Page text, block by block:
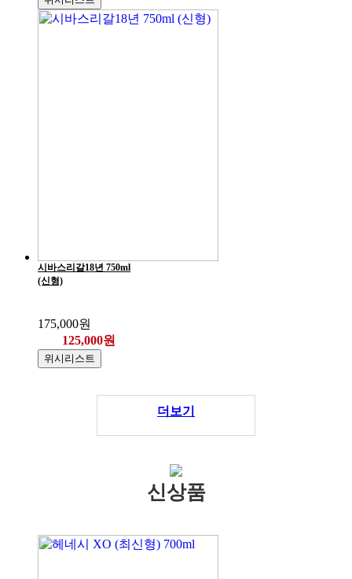
시바스리갈18년 750ml
(신형)
175,000원
125,000원
위시리스트
더보기
신상품